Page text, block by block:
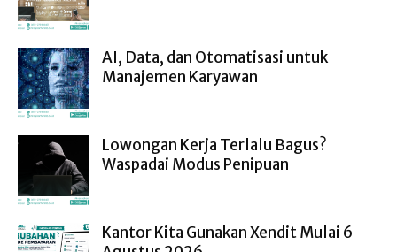
AI, Data, dan Otomatisasi untuk
Manajemen Karyawan
Lowongan Kerja Terlalu Bagus?
Waspadai Modus Penipuan
Kantor Kita Gunakan Xendit Mulai 6